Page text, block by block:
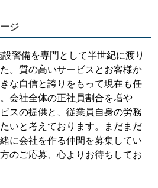
ジ
警備を専門として半世紀に渡り
。質の高いサービスとお客様か
な自信と誇りをもって現在も任
会社全体の正社員割合を増や
スの提供と、従業員自身の労務
いと考えております。まだまだ
に会社を作る仲間を募集してい
のご応募、心よりお待ちしてお